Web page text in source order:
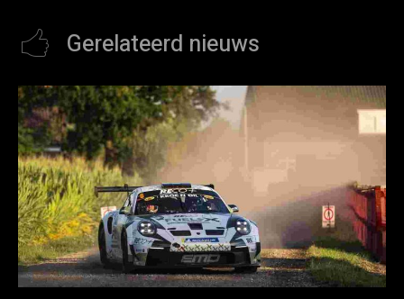
Gerelateerd nieuws